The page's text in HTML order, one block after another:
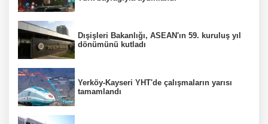
Dışişleri Bakanlığı, ASEAN'ın 59. kuruluş yıl
dönümünü kutladı
Yerköy-Kayseri YHT'de çalışmaların yarısı
tamamlandı